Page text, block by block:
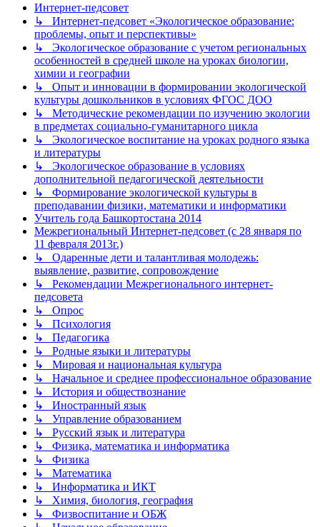
Интернет-педсовет
↳ Интернет-педсовет «Экологическое образование:
проблемы, опыт и перспективы»
↳ Экологическое образование с учетом региональных
особенностей в средней школе на уроках биологии,
химии и географии
↳ Опыт и инновации в формировании экологической
культуры дошкольников в условиях ФГОС ДОО
↳ Методические рекомендации по изучению экологии
в предметах социально-гуманитарного цикла
↳ Экологическое воспитание на уроках родного языка
и литературы
↳ Экологическое образование в условиях
дополнительной педагогической деятельности
↳ Формирование экологической культуры в
преподавании физики, математики и информатики
Учитель года Башкортостана 2014
Межрегиональный Интернет-педсовет (с 28 января по
11 февраля 2013г.)
↳ Одаренные дети и талантливая молодежь:
выявление, развитие, сопровождение
↳ Рекомендации Межрегионального интернет-
педсовета
↳ Опрос
↳ Психология
↳ Педагогика
↳ Родные языки и литературы
↳ Мировая и национальная культура
↳ Начальное и среднее профессиональное образование
↳ История и обществознание
↳ Иностранный язык
↳ Управление образованием
↳ Русский язык и литература
↳ Физика, математика и информатика
↳ Физика
↳ Математика
↳ Информатика и ИКТ
↳ Химия, биология, география
↳ Физвоспитание и ОБЖ